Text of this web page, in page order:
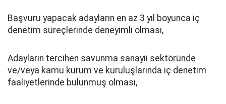
Başvuru yapacak adayların en az 3 yıl boyunca iç
denetim süreçlerinde deneyimli olması,
Adayların tercihen savunma sanayii sektöründe
ve/veya kamu kurum ve kuruluşlarında iç denetim
faaliyetlerinde bulunmuş olması,